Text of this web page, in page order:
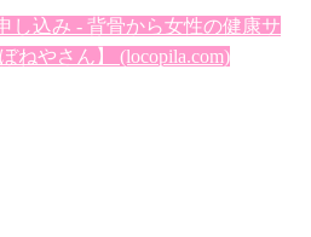
し込み - 背骨から女性の健康サ
ねやさん】 (locopila.com)